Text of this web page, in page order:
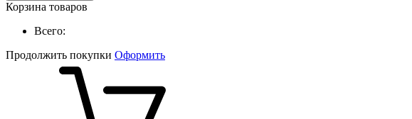
Корзина товаров
Всего:
Продолжить покупки Оформить